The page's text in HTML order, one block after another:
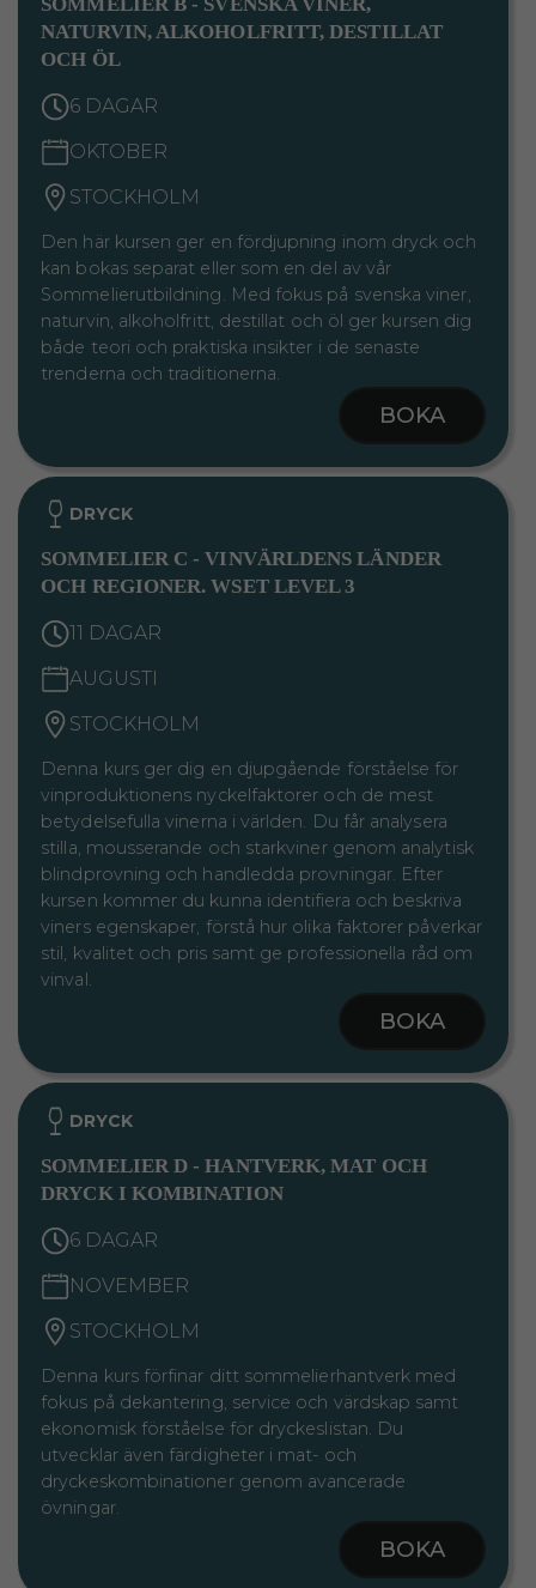
NATURVIN, ALKOHOLFRITT, DESTILLAT
OCH ÖL
6 DAGAR
OKTOBER
STOCKHOLM
Den här kursen ger en fördjupning inom dryck och
kan bokas separat eller som en del av vår
Sommelierutbildning. Med fokus på svenska viner,
naturvin, alkoholfritt, destillat och öl ger kursen dig
både teori och praktiska insikter i de senaste
trenderna och traditionerna.
BOKA
DRYCK
SOMMELIER C - VINVÄRLDENS LÄNDER
OCH REGIONER. WSET LEVEL 3
11 DAGAR
AUGUSTI
STOCKHOLM
Denna kurs ger dig en djupgående förståelse för
vinproduktionens nyckelfaktorer och de mest
betydelsefulla vinerna i världen. Du får analysera
stilla, mousserande och starkviner genom analytisk
blindprovning och handledda provningar. Efter
kursen kommer du kunna identifiera och beskriva
viners egenskaper, förstå hur olika faktorer påverkar
stil, kvalitet och pris samt ge professionella råd om
vinval.
BOKA
DRYCK
SOMMELIER D - HANTVERK, MAT OCH
DRYCK I KOMBINATION
6 DAGAR
NOVEMBER
STOCKHOLM
Denna kurs förfinar ditt sommelierhantverk med
fokus på dekantering, service och värdskap samt
ekonomisk förståelse för dryckeslistan. Du
utvecklar även färdigheter i mat- och
dryckeskombinationer genom avancerade
övningar.
BOKA